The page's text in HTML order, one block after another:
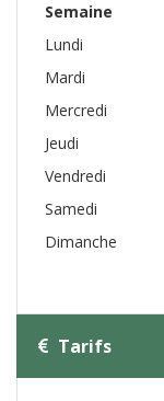
Semaine
Lundi
Mardi
Mercredi
Jeudi
Vendredi
Samedi
Dimanche
Tarifs